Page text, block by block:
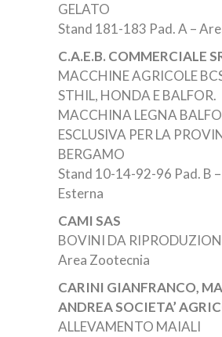
GELATO
Stand 181-183 Pad. A –
C.A.E.B. COMMERCIALE
MACCHINE AGRICOLE
STHIL, HONDA E BALFOR.
MACCHINA LEGNA
ESCLUSIVA PER LA
BERGAMO
Stand 10-14-92-96 Pad. B
Esterna
CAMI SAS
BOVINI DA
Area Zootecnia
CARINI GIANFRANCO,
ANDREA SOCIETA’
ALLEVAMENTO MAIALI